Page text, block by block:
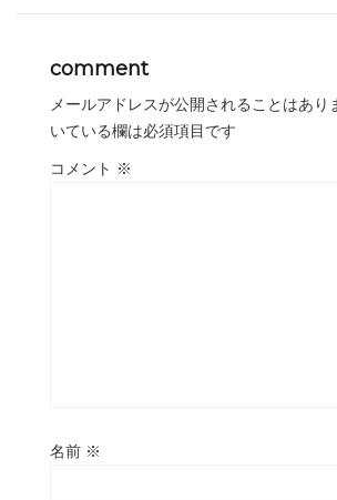
comment
メールアドレスが公開されることはあり
いている欄は必須項目です
コメント ※
名前 ※